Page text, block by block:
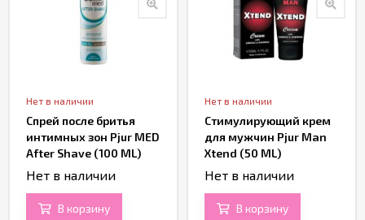
Нет в наличии
Спрей после бритья
интимных зон Pjur MED
After Shave (100 ML)
Нет в наличии
В корзину
Нет в наличии
Стимулирующий крем
для мужчин Pjur Man
Xtend (50 ML)
Нет в наличии
В корзину